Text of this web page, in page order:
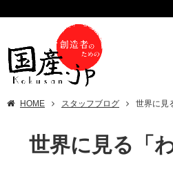
HOME スタッフブログ 世界に見
世界に見る「